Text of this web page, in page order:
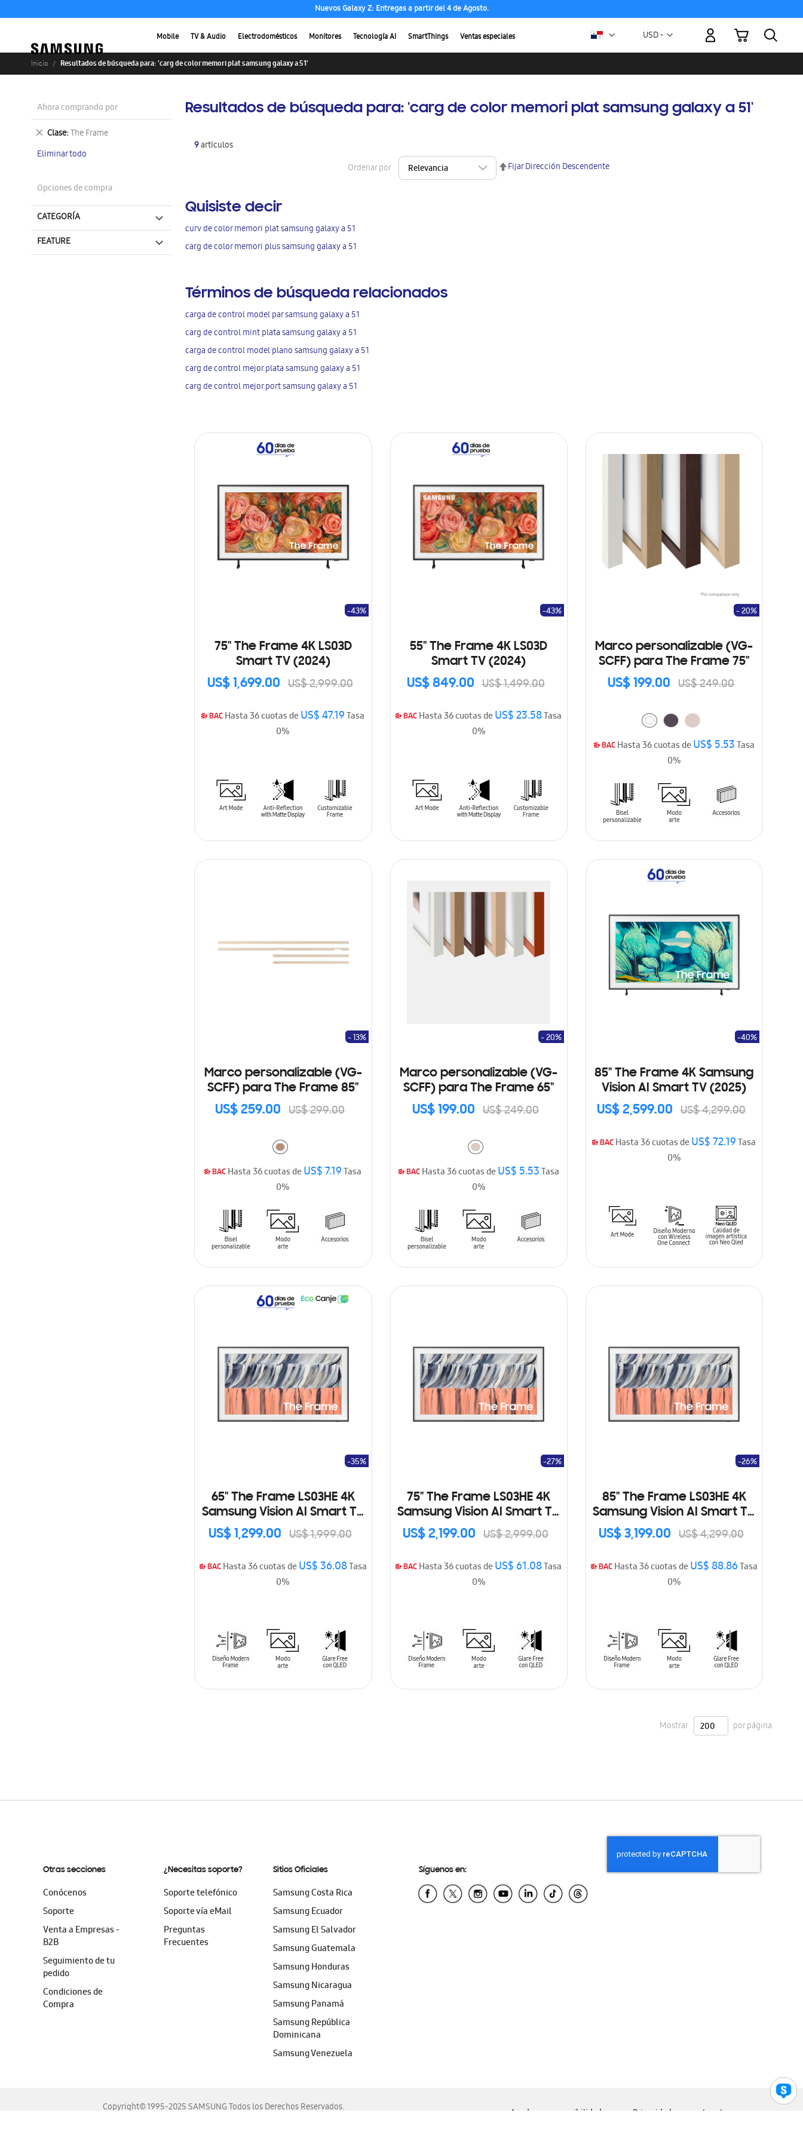
Nuevos Galaxy Z: Entregas a partir del 4 de Agosto.
Mobile TV & Audio Electrodomésticos Monitores Tecnología AI SmartThings Ventas especiales Moneda
USD -
Mi carrito
Inicio Resultados de búsqueda para: 'carg de color memori plat samsung galaxy a 51'
Resultados de búsqueda para: 'carg de color memori plat samsung galaxy a 51'
9artículos
Ordenar por
Fijar Dirección Descendente
Quisiste decir
curv de color memori plat samsung galaxy a 51
carg de color memori plus samsung galaxy a 51
Términos de búsqueda relacionados
carga de control model par samsung galaxy a 51
carg de control mint plata samsung galaxy a 51
carga de control model plano samsung galaxy a 51
carg de control mejor plata samsung galaxy a 51
carg de control mejor port samsung galaxy a 51
75" The Frame 4K LS03D
Smart TV (2024)
US$ 1,699.00 US$ 2,999.00
-43%
Hasta 36 cuotas deUS$ 47.19Tasa
0%
55" The Frame 4K LS03D
Smart TV (2024)
US$ 849.00 US$ 1,499.00
-43%
Hasta 36 cuotas deUS$ 23.58Tasa
0%
Marco personalizable (VG-
SCFF) para The Frame 75"
US$ 199.00 US$ 249.00
- 20%
Hasta 36 cuotas deUS$ 5.53Tasa
0%
AÑADIR AL CARRITO
Marco personalizable (VG-
SCFF) para The Frame 85"
US$ 259.00 US$ 299.00
- 13%
Hasta 36 cuotas deUS$ 7.19Tasa
0%
AÑADIR AL CARRITO
Marco personalizable (VG-
SCFF) para The Frame 65"
US$ 199.00 US$ 249.00
- 20%
Hasta 36 cuotas deUS$ 5.53Tasa
0%
85" The Frame 4K Samsung
Vision AI Smart TV (2025)
US$ 2,599.00 US$ 4,299.00
-40%
Hasta 36 cuotas deUS$ 72.19Tasa
0%
65" The Frame LS03HE 4K
Samsung Vision AI Smart TV
(2026)
US$ 1,299.00 US$ 1,999.00
-35%
Hasta 36 cuotas deUS$ 36.08Tasa
0%
75" The Frame LS03HE 4K
Samsung Vision AI Smart TV
(2026)
US$ 2,199.00 US$ 2,999.00
-27%
Hasta 36 cuotas deUS$ 61.08Tasa
0%
85" The Frame LS03HE 4K
Samsung Vision AI Smart TV
(2026)
US$ 3,199.00 US$ 4,299.00
-26%
Hasta 36 cuotas deUS$ 88.86Tasa
0%
AÑADIR AL CARRITO
Mostrar por página
Ahora comprando por
Clase The Frame
Eliminar
artículo
Eliminar todo
Opciones de compra
CATEGORÍA
FEATURE
Otras secciones
Conócenos
Soporte
Venta a Empresas -
B2B
Seguimiento de tu
pedido
Condiciones de
Compra
¿Necesitas soporte?
Soporte telefónico
Soporte vía eMail
Preguntas
Frecuentes
Sitios Oficiales
Samsung Costa Rica
Samsung Ecuador
Samsung El Salvador
Samsung Guatemala
Samsung Honduras
Samsung Nicaragua
Samsung Panamá
Samsung República
Dominicana
Samsung Venezuela
Síguenos en:
Copyright© 1995-2025 SAMSUNG Todos los Derechos Reservados.
Ayuda para accesibilidad Privacidad Legal